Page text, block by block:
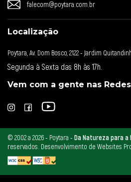
falecom@poytara.com.br
Localização
Poytara, Av. Dom Bosco, 2122 - Jardim
Segunda à Sexta das 8h às 17h.
Vem com a gente nas
© 2002 a 2026 - Poytara - Da Natureza para a
reservados. Desenvolvimento de Websites